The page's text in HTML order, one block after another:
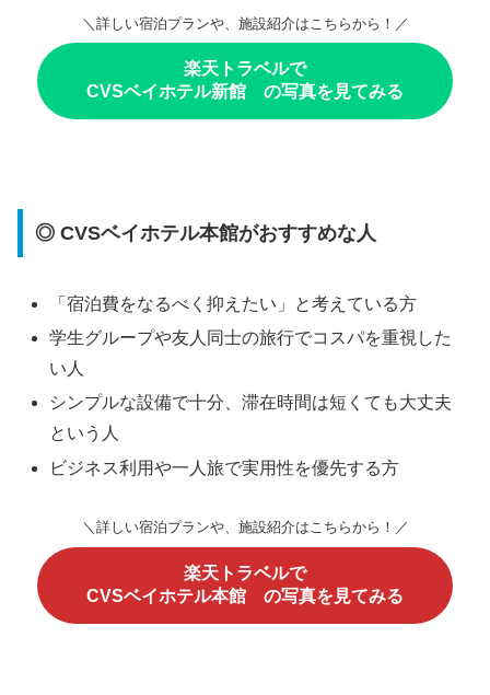
＼詳しい宿泊プランや、施設紹介はこちらから！／
楽天トラベルで
CVSベイホテル新館 の写真を見てみる
◎ CVSベイホテル本館がおすすめな人
「宿泊費をなるべく抑えたい」と考えている方
学生グループや友人同士の旅行でコスパを重視した
い人
シンプルな設備で十分、滞在時間は短くても大丈夫
という人
ビジネス利用や一人旅で実用性を優先する方
＼詳しい宿泊プランや、施設紹介はこちらから！／
楽天トラベルで
CVSベイホテル本館 の写真を見てみる